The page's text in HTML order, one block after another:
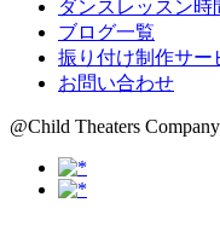
ダンスレッスン時
ブログ一覧
振り付け制作サー
お問い合わせ
@Child Theaters Company